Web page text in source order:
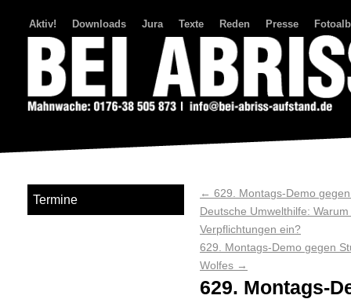
Aktiv! Downloads Jura Texte Reden Presse
← 629. Montags-Demo
Deutsche Umwelthilfe:
Verpflichtungen ein?
629. Montags-Demo gegen
Wolfes →
629. Montags-
Termine